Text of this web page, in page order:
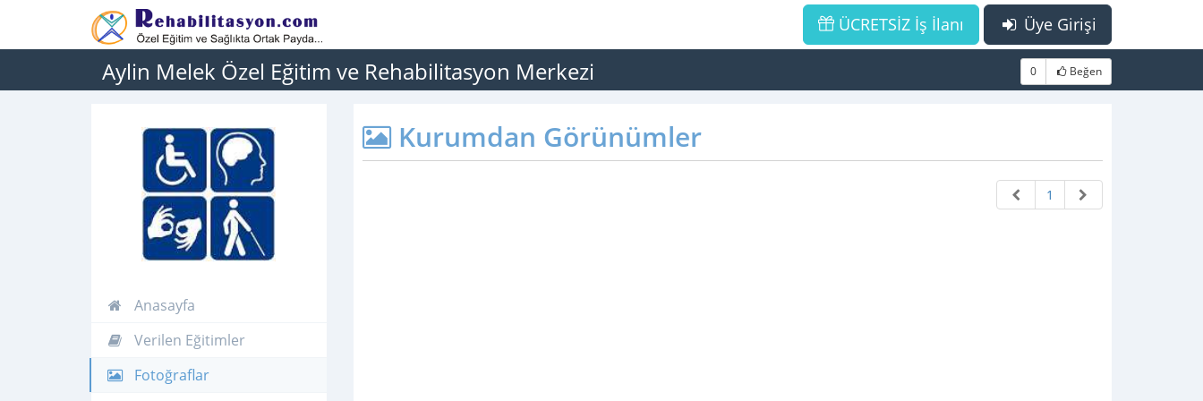
Üye Girişi
ÜCRETSİZ İş İlanı
Aylin Melek Özel Eğitim ve Rehabilitasyon Merkezi 0 Beğen
Anasayfa
Verilen Eğitimler
Fotoğraflar
Kurumdan Görünümler
1